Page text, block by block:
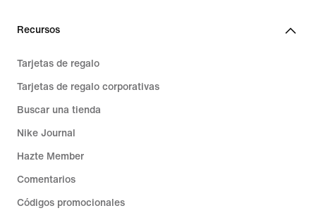
Recursos
Tarjetas de regalo
Tarjetas de regalo corporativas
Buscar una tienda
Nike Journal
Hazte Member
Comentarios
Códigos promocionales